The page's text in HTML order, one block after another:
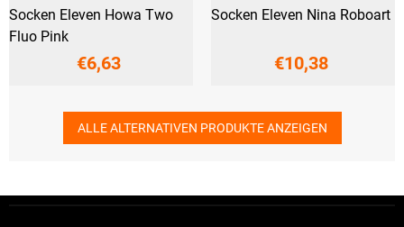
Socken Eleven Howa Two
Fluo Pink
€6,63
Socken Eleven Nina Roboart
€10,38
ALLE ALTERNATIVEN PRODUKTE ANZEIGEN